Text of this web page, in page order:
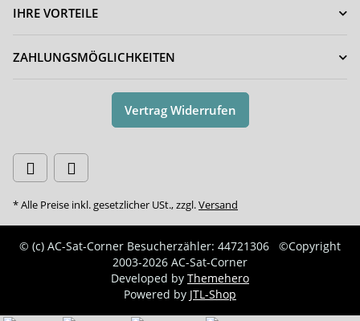
IHRE VORTEILE
ZAHLUNGSMÖGLICHKEITEN
Vertrag Widerrufen
* Alle Preise inkl. gesetzlicher USt., zzgl.Versand
© (c) AC-Sat-Corner Besucherzähler: 44721306
©Copyright
2003-2026 AC-Sat-Corner
Developed by Themehero
Powered by JTL-Shop